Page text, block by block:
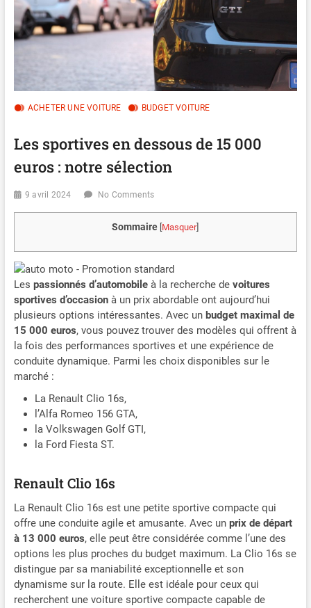
ACHETER UNE VOITURE BUDGET VOITURE
Les sportives en dessous de 15 000
euros : notre sélection
9 avril 2024 No Comments
Sommaire Masquer]
Les passionnés d’automobileà la recherche de voitures
sportives d’occasionà un prix abordable ont aujourd’hui
plusieurs options intéressantes. Avec un budget maximal de
15 000 euros, vous pouvez trouver des modèles qui offrent à
la fois des performances sportives et une expérience de
conduite dynamique. Parmi les choix disponibles sur le
marché :
La Renault Clio 16s,
l’Alfa Romeo 156 GTA,
la Volkswagen Golf GTI,
la Ford Fiesta ST.
Renault Clio 16s
La Renault Clio 16s est une petite sportive compacte qui
offre une conduite agile et amusante. Avec un prix de départ
à 13 000 euros, elle peut être considérée comme l’une des
options les plus proches du budget maximum. La Clio 16s se
distingue par sa maniabilité exceptionnelle et son
dynamisme sur la route. Elle est idéale pour ceux qui
recherchent une voiture sportive compacte capable de